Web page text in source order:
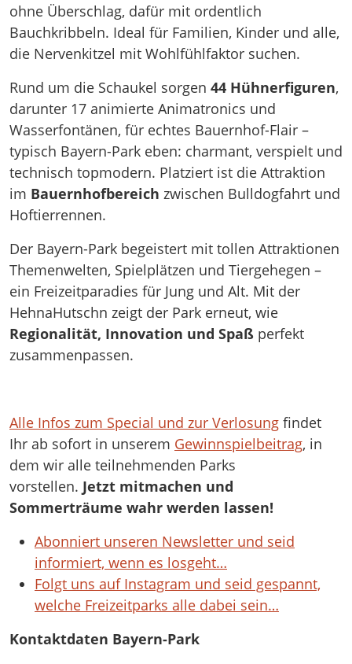
ohne Überschlag, dafür mit ordentlich
Bauchkribbeln. Ideal für Familien, Kinder und alle,
die Nervenkitzel mit Wohlfühlfaktor suchen.
Rund um die Schaukel sorgen 44 Hühnerfiguren,
darunter 17 animierte Animatronics und
Wasserfontänen, für echtes Bauernhof-Flair –
typisch Bayern-Park eben: charmant, verspielt und
technisch topmodern. Platziert ist die Attraktion
im Bauernhofbereich zwischen Bulldogfahrt und
Hoftierrennen.
Der Bayern-Park begeistert mit tollen Attraktionen
Themenwelten, Spielplätzen und Tiergehegen –
ein Freizeitparadies für Jung und Alt. Mit der
HehnaHutschn zeigt der Park erneut, wie
Regionalität, Innovation und Spaß perfekt
zusammenpassen.
Alle Infos zum Special und zur Verlosung findet
Ihr ab sofort in unserem Gewinnspielbeitrag, in
dem wir alle teilnehmenden Parks
vorstellen. Jetzt mitmachen und
Sommerträume wahr werden lassen!
Abonniert unseren Newsletter und seid
informiert, wenn es losgeht…
Folgt uns auf Instagram und seid gespannt,
welche Freizeitparks alle dabei sein…
Kontaktdaten Bayern-Park